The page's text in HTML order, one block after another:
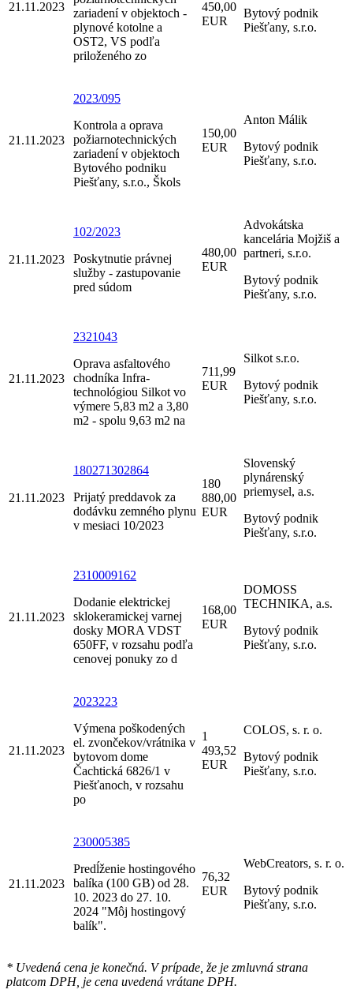
21.11.2023
zariadení v objektoch -
plynové kotolne a
OST2, VS podľa
priloženého zo
450,00
EUR
Bytový podnik
Piešťany, s.r.o.
21.11.2023
2023/095
Kontrola a oprava
požiarnotechnických
zariadení v objektoch
Bytového podniku
Piešťany, s.r.o., Škols
150,00
EUR
Anton Málik
Bytový podnik
Piešťany, s.r.o.
21.11.2023
102/2023
Poskytnutie právnej
služby - zastupovanie
pred súdom
480,00
EUR
Advokátska
kancelária Mojžiš a
partneri, s.r.o.
Bytový podnik
Piešťany, s.r.o.
21.11.2023
2321043
Oprava asfaltového
chodníka Infra-
technológiou Silkot vo
výmere 5,83 m2 a 3,80
m2 - spolu 9,63 m2 na
711,99
EUR
Silkot s.r.o.
Bytový podnik
Piešťany, s.r.o.
21.11.2023
180271302864
Prijatý preddavok za
dodávku zemného plynu
v mesiaci 10/2023
180
880,00
EUR
Slovenský
plynárenský
priemysel, a.s.
Bytový podnik
Piešťany, s.r.o.
21.11.2023
2310009162
Dodanie elektrickej
sklokeramickej varnej
dosky MORA VDST
650FF, v rozsahu podľa
cenovej ponuky zo d
168,00
EUR
DOMOSS
TECHNIKA, a.s.
Bytový podnik
Piešťany, s.r.o.
21.11.2023
2023223
Výmena poškodených
el. zvončekov/vrátnika v
bytovom dome
Čachtická 6826/1 v
Piešťanoch, v rozsahu
po
1
493,52
EUR
COLOS, s. r. o.
Bytový podnik
Piešťany, s.r.o.
21.11.2023
230005385
Predĺženie hostingového
balíka (100 GB) od 28.
10. 2023 do 27. 10.
2024 "Môj hostingový
balík".
76,32
EUR
WebCreators, s. r. o.
Bytový podnik
Piešťany, s.r.o.
* Uvedená cena je konečná. V prípade, že je zmluvná strana
platcom DPH, je cena uvedená vrátane DPH.